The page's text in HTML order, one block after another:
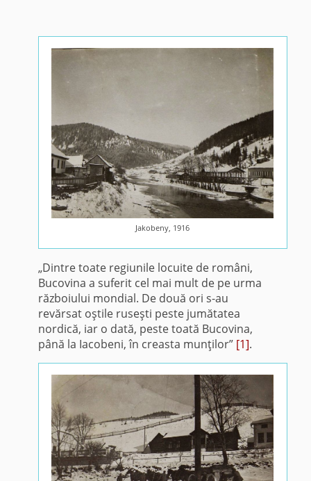
Jakobeny, 1916
„Dintre toate regiunile locuite de români,
Bucovina a suferit cel mai mult de pe urma
războiului mondial. De două ori s-au
revărsat oştile ruseşti peste jumătatea
nordică, iar o dată, peste toată Bucovina,
până la Iacobeni, în creasta munţilor” [1].